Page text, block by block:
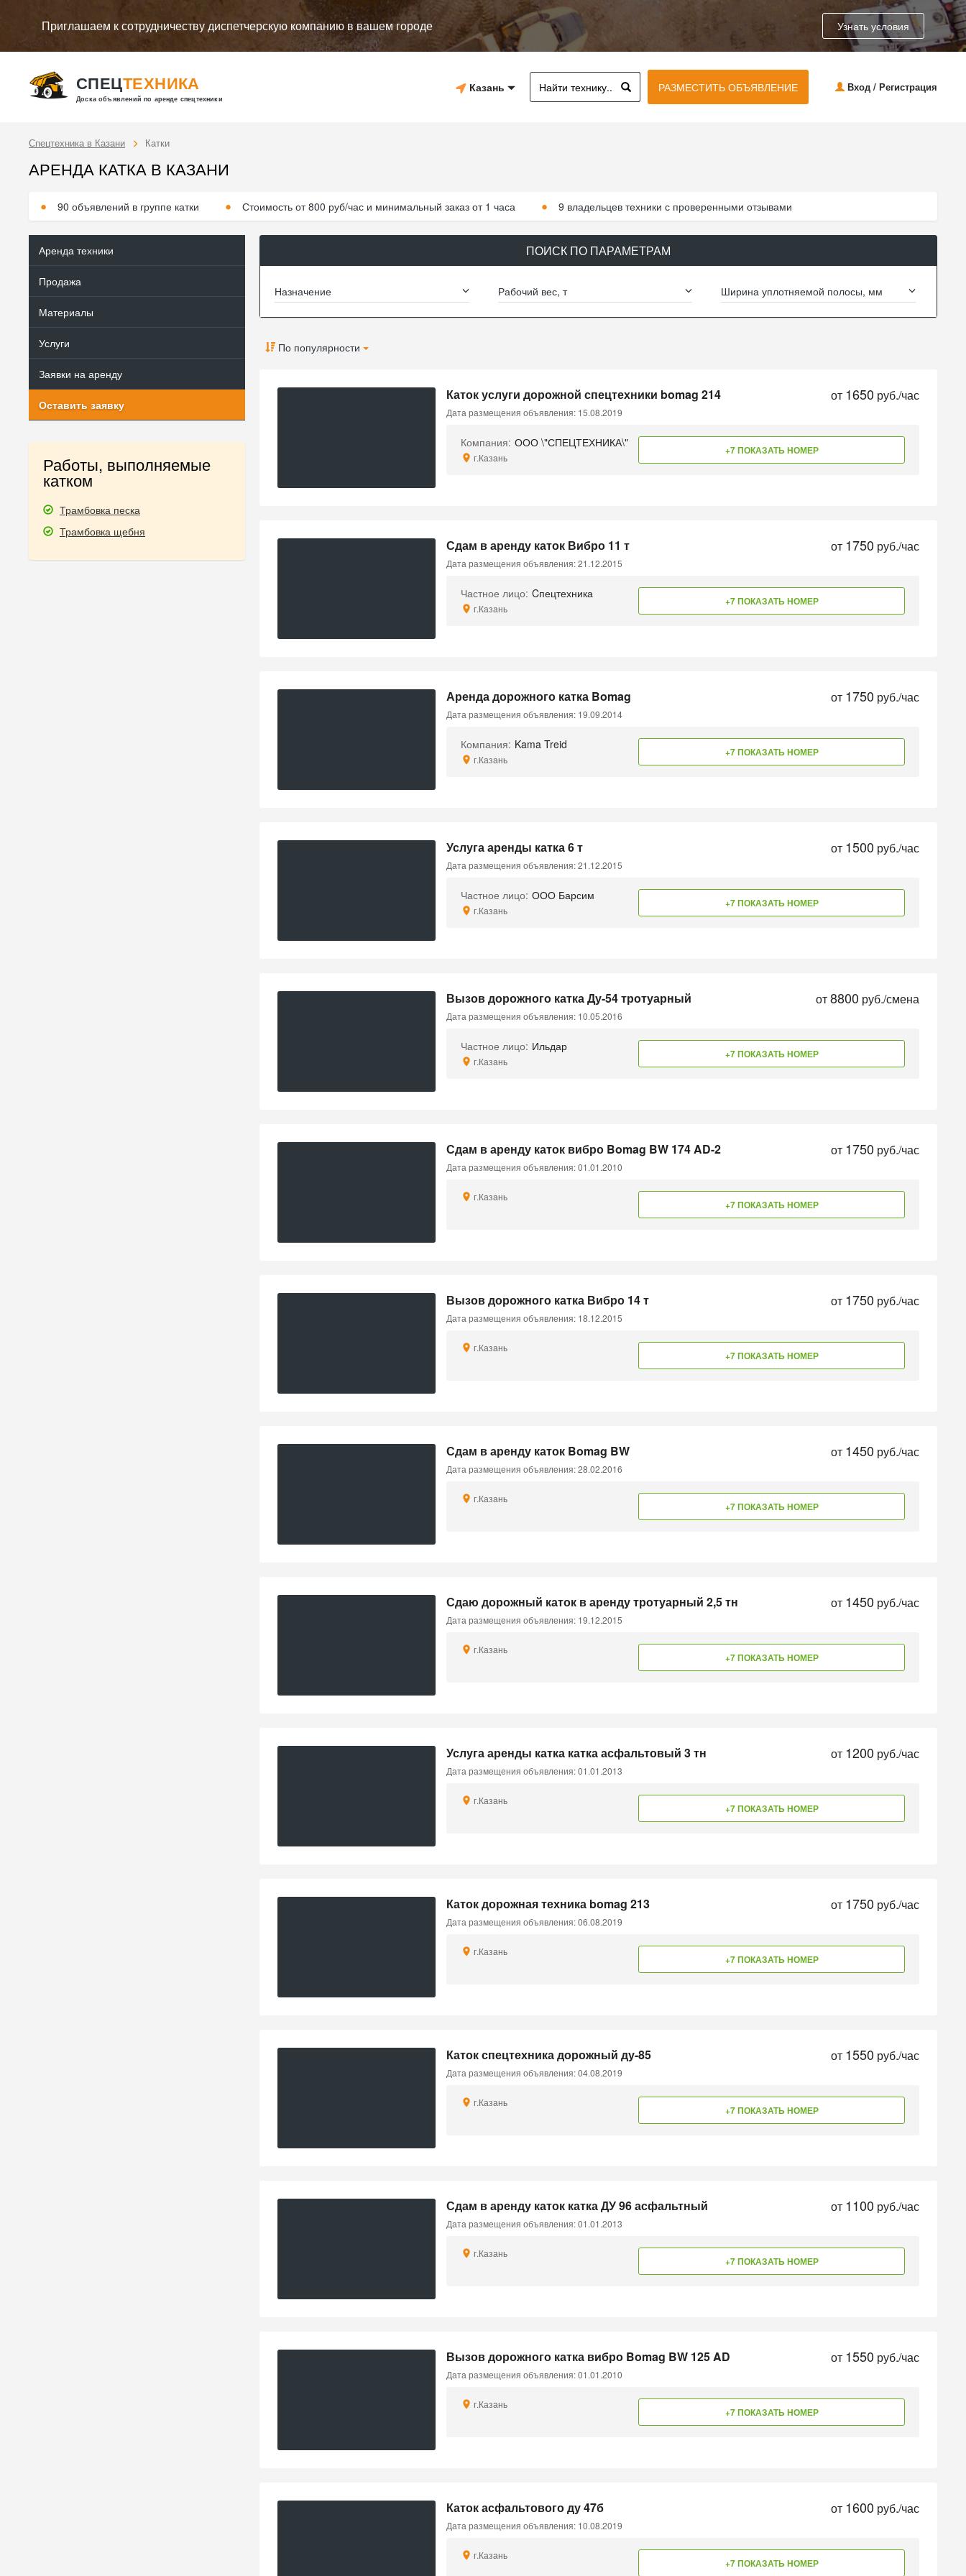
Приглашаем к сотрудничеству диспетчерскую компанию в вашем городе Узнать условия
СПЕЦТЕХНИКА
Доска объявлений по аренде спецтехники
Казань РАЗМЕСТИТЬ ОБЪЯВЛЕНИЕ Вход / Регистрация
Спецтехника в Казани Катки
АРЕНДА КАТКА В КАЗАНИ
90 объявлений в группе катки Стоимость от 800 руб/час и минимальный заказ от 1 часа 9 владельцев техники с проверенными отзывами
Аренда техники
Продажа
Материалы
Услуги
Заявки на аренду
Оставить заявку
Работы, выполняемые
катком
Трамбовка песка
Трамбовка щебня
ПОИСК ПО ПАРАМЕТРАМ
Назначение Рабочий вес, т Ширина уплотняемой полосы, мм
По популярности
Каток услуги дорожной спецтехники bomag 214 от 1650 руб./час
Дата размещения объявления: 15.08.2019
Компания: ООО \"СПЕЦТЕХНИКА\"
г.Казань
+7 ПОКАЗАТЬ НОМЕР
Сдам в аренду каток Вибро 11 т от 1750 руб./час
Дата размещения объявления: 21.12.2015
Частное лицо: Cпецтехника
г.Казань
+7 ПОКАЗАТЬ НОМЕР
Аренда дорожного катка Bomag от 1750 руб./час
Дата размещения объявления: 19.09.2014
Компания: Kama Treid
г.Казань
+7 ПОКАЗАТЬ НОМЕР
Услуга аренды катка 6 т от 1500 руб./час
Дата размещения объявления: 21.12.2015
Частное лицо: ООО Барсим
г.Казань
+7 ПОКАЗАТЬ НОМЕР
Вызов дорожного катка Ду-54 тротуарный от8800 руб./смена
Дата размещения объявления: 10.05.2016
Частное лицо: Ильдар
г.Казань
+7 ПОКАЗАТЬ НОМЕР
Сдам в аренду каток вибро Bomag BW 174 AD-2 от 1750 руб./час
Дата размещения объявления: 01.01.2010
г.Казань
+7 ПОКАЗАТЬ НОМЕР
Вызов дорожного катка Вибро 14 т от 1750 руб./час
Дата размещения объявления: 18.12.2015
г.Казань
+7 ПОКАЗАТЬ НОМЕР
Сдам в аренду каток Bomag BW от 1450 руб./час
Дата размещения объявления: 28.02.2016
г.Казань
+7 ПОКАЗАТЬ НОМЕР
Сдаю дорожный каток в аренду тротуарный 2,5 тн от 1450 руб./час
Дата размещения объявления: 19.12.2015
г.Казань
+7 ПОКАЗАТЬ НОМЕР
Услуга аренды катка катка асфальтовый 3 тн от 1200 руб./час
Дата размещения объявления: 01.01.2013
г.Казань
+7 ПОКАЗАТЬ НОМЕР
Каток дорожная техника bomag 213 от 1750 руб./час
Дата размещения объявления: 06.08.2019
г.Казань
+7 ПОКАЗАТЬ НОМЕР
Каток спецтехника дорожный ду-85 от 1550 руб./час
Дата размещения объявления: 04.08.2019
г.Казань
+7 ПОКАЗАТЬ НОМЕР
Сдам в аренду каток катка ДУ 96 асфальтный от 1100 руб./час
Дата размещения объявления: 01.01.2013
г.Казань
+7 ПОКАЗАТЬ НОМЕР
Вызов дорожного катка вибро Bomag BW 125 AD от 1550 руб./час
Дата размещения объявления: 01.01.2010
г.Казань
+7 ПОКАЗАТЬ НОМЕР
Каток асфальтового ду 47б от 1600 руб./час
Дата размещения объявления: 10.08.2019
г.Казань
+7 ПОКАЗАТЬ НОМЕР